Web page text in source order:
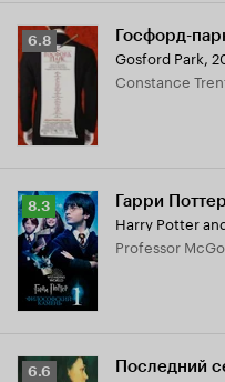
Рейтинг
Кинопоиска
6.8
6.8 Госфорд-
Gosford Park,
Constance
Рейтинг
Кинопоиска
8.3
8.3 Гарри
Harry Potter
Professor
Рейтинг
6.6 Последний